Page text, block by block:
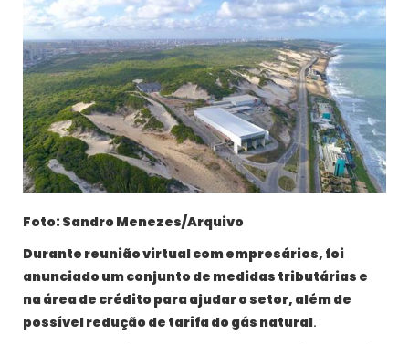
Foto: Sandro Menezes/Arquivo
Durante reunião virtual com empresários, foi
anunciado um conjunto de medidas tributárias e
na área de crédito para ajudar o setor, além de
possível redução de tarifa do gás natural.